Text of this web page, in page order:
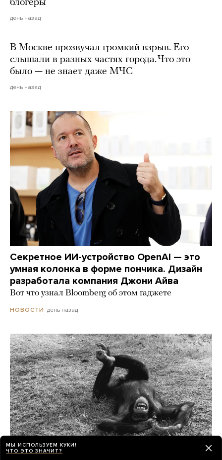
блогеры
день назад
В Москве прозвучал громкий взрыв. Его
слышали в разных частях города. Что это
было — не знает даже МЧС
день назад
Секретное ИИ-устройство OpenAI — это
умная колонка в форме пончика. Дизайн
разработала компания Джони Айва
Вот что узнал Bloomberg об этом гаджете
НОВОСТИ день назад
МЫ ИСПОЛЬЗУЕМ КУКИ!
ЧТО ЭТО ЗНАЧИТ?